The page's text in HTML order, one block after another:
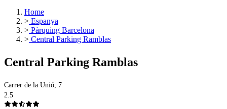
Home
> Espanya
> Pàrquing Barcelona
> Central Parking Ramblas
Central Parking Ramblas
Carrer de la Unió, 7
2.5